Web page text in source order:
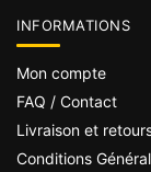
INFORMATIONS
Mon compte
FAQ / Contact
Livraison et
Conditions